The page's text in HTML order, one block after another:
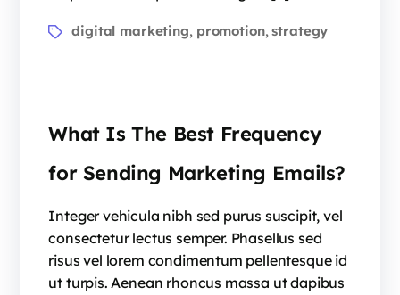
digital marketing, promotion,strategy
What Is The Best Frequency
for Sending Marketing Emails?
Integer vehicula nibh sed purus suscipit, vel
consectetur lectus semper. Phasellus sed
risus vel lorem condimentum pellentesque id
ut turpis. Aenean rhoncus massa ut dapibus